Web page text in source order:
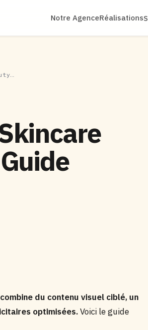
Notre AgenceRéalisations
du contenu visuel ciblé, un
optimisées.Voici le guide